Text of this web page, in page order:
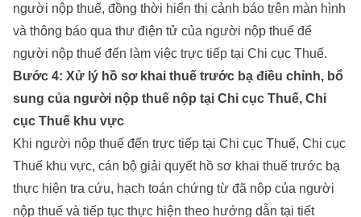
người nộp thuế, đồng thời hiển thị cảnh báo trên màn hình
và thông báo qua thư điện tử của người nộp thuế để
người nộp thuế đến làm việc trực tiếp tại Chi cục Thuế.
Bước 4: Xử lý hồ sơ khai thuế trước bạ điều chỉnh, bổ
sung của người nộp thuế nộp tại Chi cục Thuế, Chi
cục Thuế khu vực
Khi người nộp thuế đến trực tiếp tại Chi cục Thuế, Chi cục
Thuế khu vực, cán bộ giải quyết hồ sơ khai thuế trước bạ
thực hiện tra cứu, hạch toán chứng từ đã nộp của người
nộp thuế và tiếp tục thực hiện theo hướng dẫn tại tiết